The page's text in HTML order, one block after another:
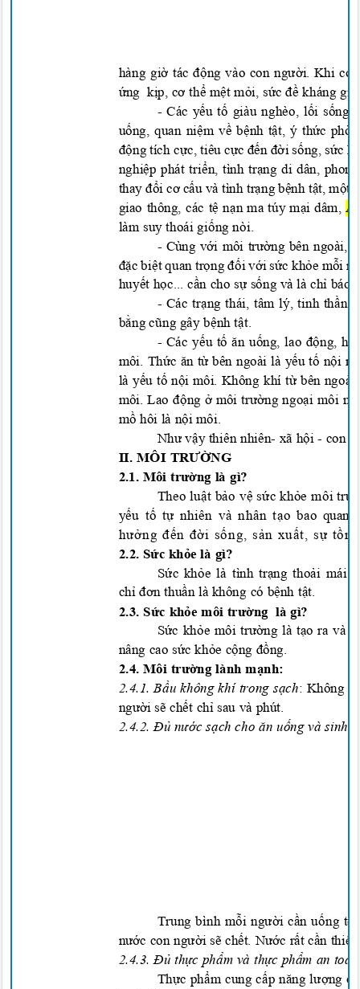
hàng giờ tác động vào con người. Khi có
ứng kịp, cơ thể mệt mỏi, sức đề kháng
- Các yếutố giàu nghèo, lốisống
uống , quan niệmvềbệnh tật , ý thức
độngtích cực , tiêu cực đến đờisống, sức
nghiệpphát triển , tình trạngdi dân,
thayđổicơcấu và tình trạngbệnh tật , một
giao thông, các tệnạn ma túy mạidâm,
làm suy thoái giốngnòi.
- Cùng với môi trường bên ngoài,
đặcbiệtquan trọng đốivớisứckhỏe mỗi
huyết học... cần cho sự sống và là chỉ báo
- Các trạngthái, tâm lý, tinh thần
bằngcũng gây bệnhtật.
- Các yếu tố ăn uống, lao động, hít
môi. Thức ăn từbên ngoài là yếutố nội
là yếutốnộimôi. Không khí từbên ngoài
môi. Laođộng ở môi trườngngoạimôi nh
mồhôi là nộimôi
Nhưvậy thiên nhiên- xã hội- con
II. MÔI TRƯỜNG
2.1. Môi trường là gì?
Theo luật bảo vệ sức khỏe môi
yếu tố tự nhiên và nhântạobao
hưởng đến đời sống, sản xuất, sự
2.2. Sức khỏelà gì?
Sức khỏe là tình trạngthoảimái c
chỉ đơn thuầnlà không có bệnh tật.
2.3. Sức khỏe môi trường là gì?
Sức khỏe môi trườnglà tạo ra và
nâng cao sức khỏe cộng đồng.
2.4. Môi trường lành mạnh:
2.4.1. Bầu không khí trong sạch: Không
người sẽ chết chỉ sau và phút
2.4.2. Đủ nước sạch cho ăn uống và sinh
Trung bình mỗi người cần uống
nước con người sẽ chết. Nước rất cần
2.4.3.Đủ thực phẩm và thực phẩm an
Thực phẩm cung cấp năng lượng